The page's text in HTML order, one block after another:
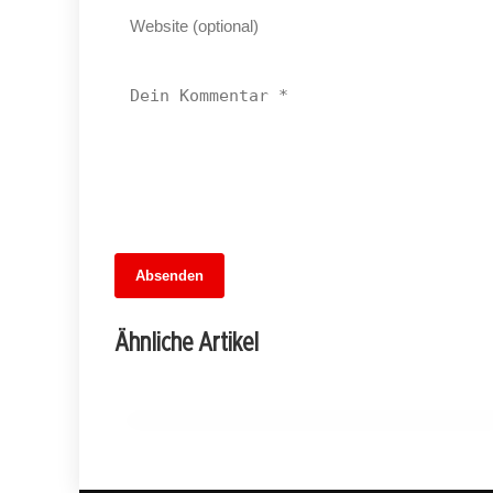
Absenden
Ähnliche Artikel
MuseumsMeileMitte: Berlins neues
kulturelles Herz schlägt am